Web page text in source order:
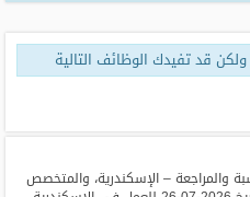
قد تفيدك الوظائف التالية
والمراجعة – الإسكندرية، والمتخصص